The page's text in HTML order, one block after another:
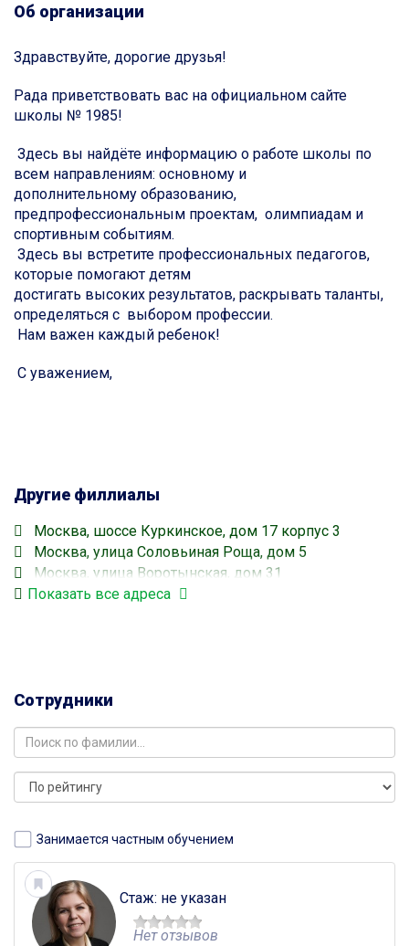
Об организации
Здравствуйте, дорогие друзья!
Рада приветствовать вас на официальном сайте
школы № 1985!
Здесь вы найдёте информацию о работе школы по
всем направлениям: основному и
дополнительному образованию,
предпрофессиональным проектам, олимпиадам и
спортивным событиям.
Здесь вы встретите профессиональных педагогов,
которые помогают детям
достигать высоких результатов, раскрывать таланты,
определяться с выбором профессии.
Нам важен каждый ребенок!
С уважением,
Другие филлиалы
Москва, шоссе Куркинское, дом 17 корпус 3
Москва, улица Соловьиная Роща, дом 5
Москва, улица Воротынская, дом 31
Москва, улица Воротынская, дом 12 строение 1
Показать все адреса
Сотрудники
Занимается частным обучением
Стаж: не указан
Нет отзывов